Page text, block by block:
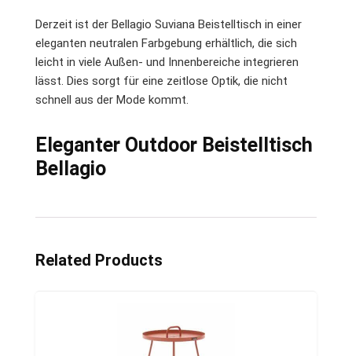
Derzeit ist der Bellagio Suviana Beistelltisch in einer
eleganten neutralen Farbgebung erhältlich, die sich
leicht in viele Außen- und Innenbereiche integrieren
lässt. Dies sorgt für eine zeitlose Optik, die nicht
schnell aus der Mode kommt.
Eleganter Outdoor Beistelltisch
Bellagio
Related Products